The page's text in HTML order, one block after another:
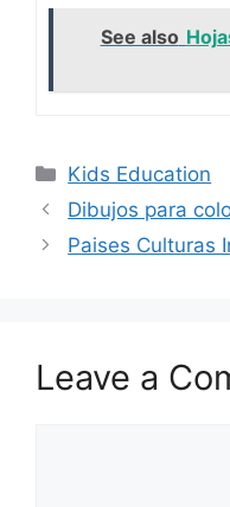
See also
Categories
Kids Education
Dibujos para
Paises Culturas
Leave a